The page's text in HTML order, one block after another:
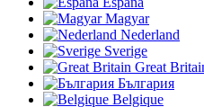
Magyar
Nederland
Sverige
Great
България
Belgique